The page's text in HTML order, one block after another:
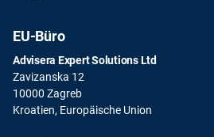
EU-Büro
Advisera Expert Solutions Ltd
Zavizanska 12
10000 Zagreb
Kroatien, Europäische Union